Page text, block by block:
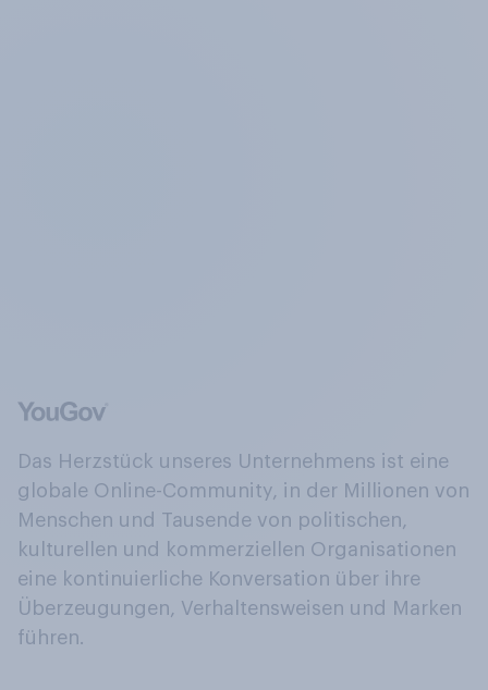
Das Herzstück unseres Unternehmens ist eine
globale Online-Community, in der Millionen von
Menschen und Tausende von politischen,
kulturellen und kommerziellen Organisationen
eine kontinuierliche Konversation über ihre
Überzeugungen, Verhaltensweisen und Marken
führen.